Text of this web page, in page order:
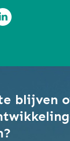
blijven